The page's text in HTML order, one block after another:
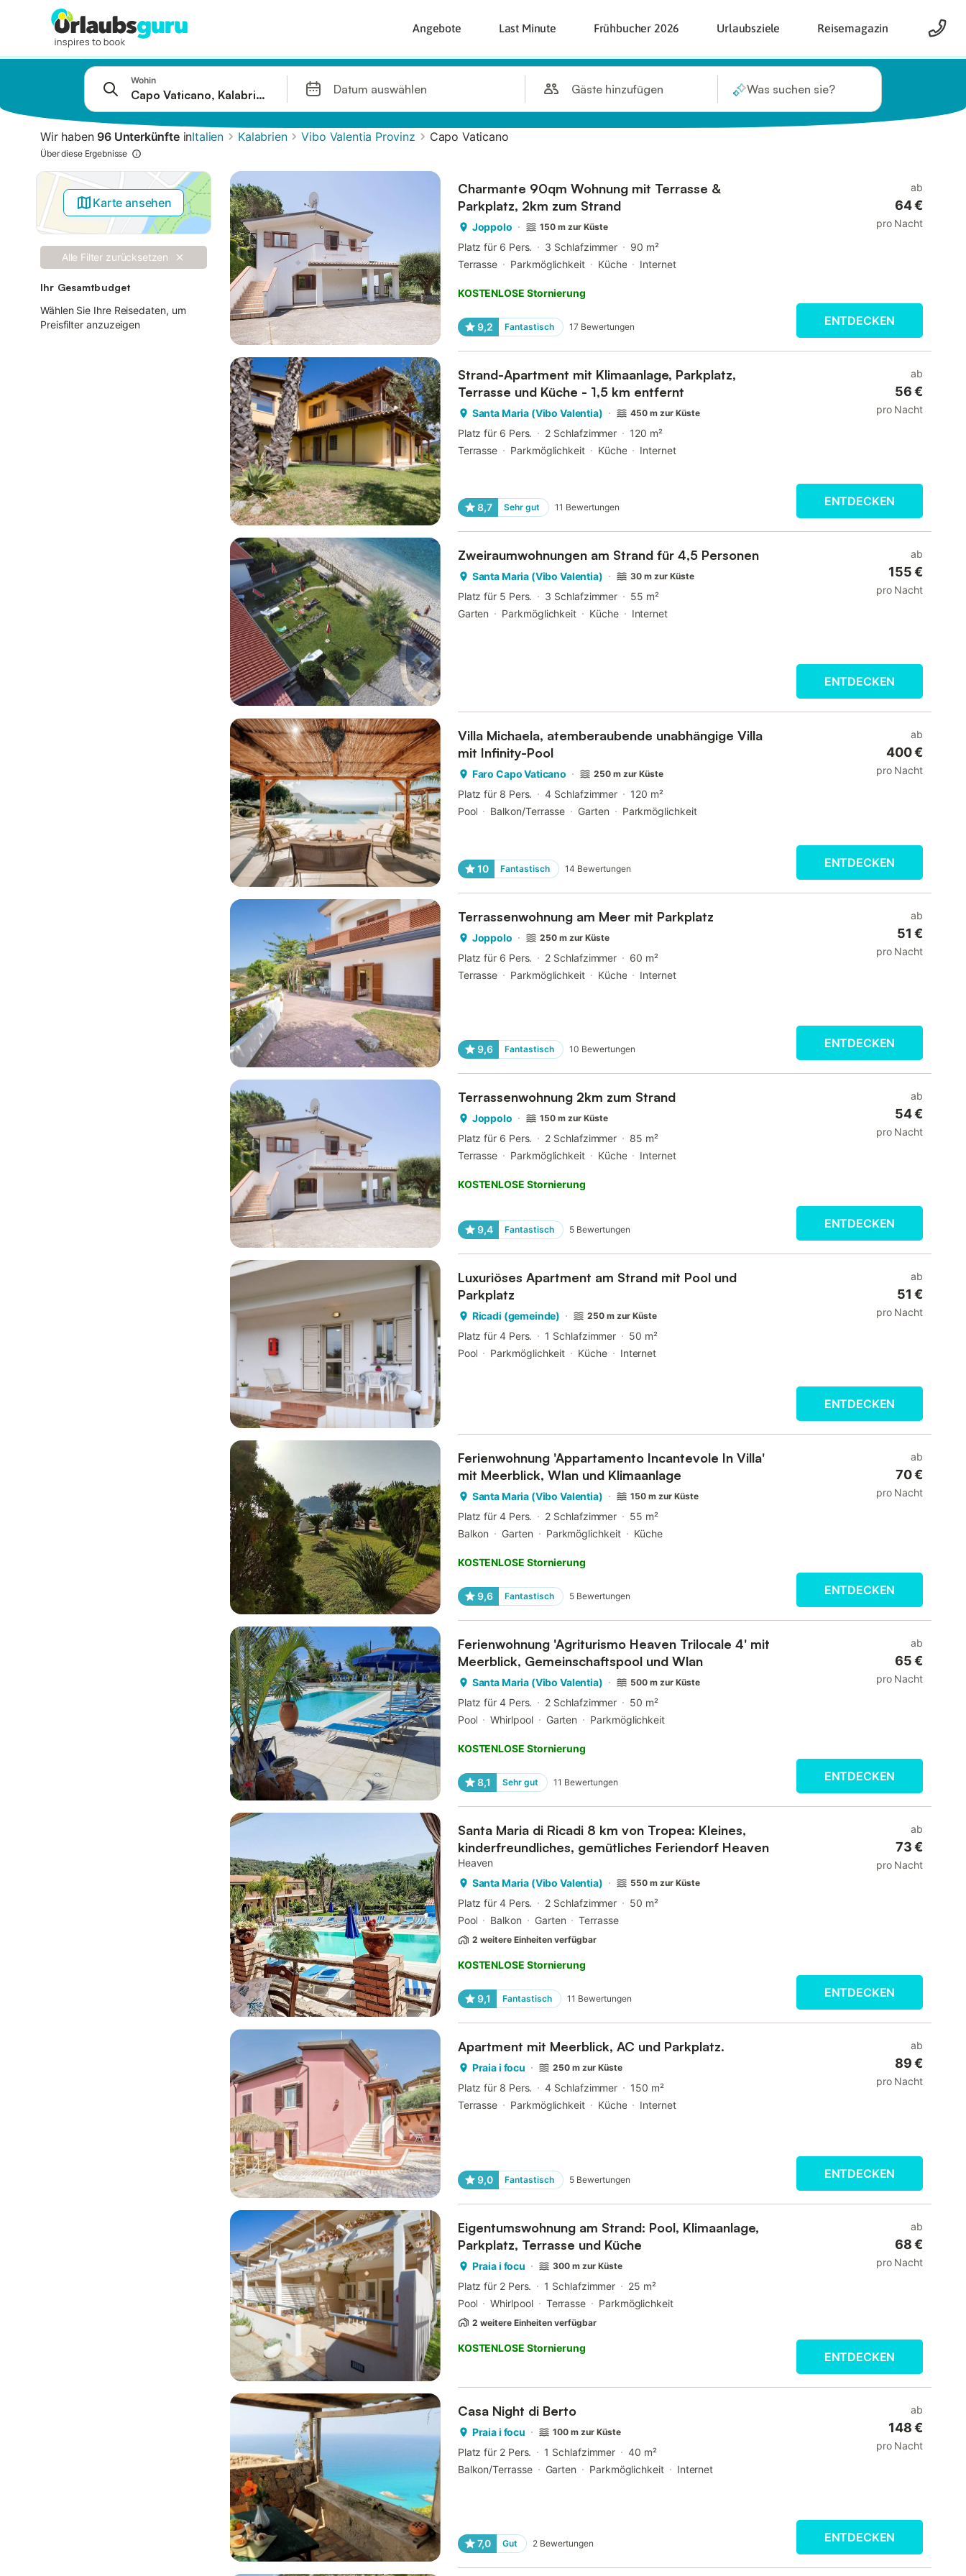
Angebote Last Minute Frühbucher 2026 Urlaubsziele Reisemagazin
Filter
Angebote
Wohin
Datum auswählen Gäste hinzufügen Was suchen sie?
Wir haben 96 UnterkünfteinItalien Kalabrien Vibo Valentia Provinz Capo Vaticano
Über diese Ergebnisse
Karte ansehen
Alle Filter zurücksetzen
Ihr Gesamtbudget
Wählen Sie Ihre Reisedaten, um
Preisfilter anzuzeigen
Charmante 90qm Wohnung mit Terrasse &
Parkplatz, 2km zum Strand
Joppolo 150 m zur Küste
Platz für 6 Pers. 3 Schlafzimmer
90 m²
Terrasse
Parkmöglichkeit Küche Internet
KOSTENLOSE Stornierung
9,2 Fantastisch 17 Bewertungen
ab
64 €
pro Nacht
ENTDECKEN
Strand-Apartment mit Klimaanlage, Parkplatz,
Terrasse und Küche - 1,5 km entfernt
Santa Maria (Vibo Valentia) 450 m zur Küste
Platz für 6 Pers. 2 Schlafzimmer
120 m²
Terrasse
Parkmöglichkeit Küche Internet
8,7 Sehr gut 11 Bewertungen
ab
56 €
pro Nacht
ENTDECKEN
Zweiraumwohnungen am Strand für 4,5 Personen
Santa Maria (Vibo Valentia) 30 m zur Küste
Platz für 5 Pers. 3 Schlafzimmer
55 m²
Garten
Parkmöglichkeit Küche Internet
ab
155 €
pro Nacht
ENTDECKEN
Villa Michaela, atemberaubende unabhängige Villa
mit Infinity-Pool
Faro Capo Vaticano 250 m zur Küste
Platz für 8 Pers. 4 Schlafzimmer
120 m²
Pool
Balkon/Terrasse Garten Parkmöglichkeit
10 Fantastisch 14 Bewertungen
ab
400 €
pro Nacht
ENTDECKEN
Terrassenwohnung am Meer mit Parkplatz
Joppolo 250 m zur Küste
Platz für 6 Pers. 2 Schlafzimmer
60 m²
Terrasse
Parkmöglichkeit Küche Internet
9,6 Fantastisch 10 Bewertungen
ab
51 €
pro Nacht
ENTDECKEN
Terrassenwohnung 2km zum Strand
Joppolo 150 m zur Küste
Platz für 6 Pers. 2 Schlafzimmer
85 m²
Terrasse
Parkmöglichkeit Küche Internet
KOSTENLOSE Stornierung
9,4 Fantastisch 5 Bewertungen
ab
54 €
pro Nacht
ENTDECKEN
Luxuriöses Apartment am Strand mit Pool und
Parkplatz
Ricadi (gemeinde) 250 m zur Küste
Platz für 4 Pers. 1 Schlafzimmer
50 m²
Pool
Parkmöglichkeit Küche Internet
ab
51 €
pro Nacht
ENTDECKEN
Ferienwohnung 'Appartamento Incantevole In Villa'
mit Meerblick, Wlan und Klimaanlage
Santa Maria (Vibo Valentia) 150 m zur Küste
Platz für 4 Pers. 2 Schlafzimmer
55 m²
Balkon
Garten Parkmöglichkeit Küche
KOSTENLOSE Stornierung
9,6 Fantastisch 5 Bewertungen
ab
70 €
pro Nacht
ENTDECKEN
Ferienwohnung 'Agriturismo Heaven Trilocale 4' mit
Meerblick, Gemeinschaftspool und Wlan
Santa Maria (Vibo Valentia) 500 m zur Küste
Platz für 4 Pers. 2 Schlafzimmer
50 m²
Pool
Whirlpool Garten Parkmöglichkeit
KOSTENLOSE Stornierung
8,1 Sehr gut 11 Bewertungen
ab
65 €
pro Nacht
ENTDECKEN
Santa Maria di Ricadi 8 km von Tropea: Kleines,
kinderfreundliches, gemütliches Feriendorf Heaven
Heaven
Santa Maria (Vibo Valentia)
550 m zur Küste
Platz für 4 Pers. 2 Schlafzimmer
50 m²
Pool
Balkon Garten Terrasse
2 weitere Einheiten verfügbar
KOSTENLOSE Stornierung
9,1 Fantastisch 11 Bewertungen
ab
73 €
pro Nacht
ENTDECKEN
Apartment mit Meerblick, AC und Parkplatz.
Praia i focu 250 m zur Küste
Platz für 8 Pers. 4 Schlafzimmer
150 m²
Terrasse
Parkmöglichkeit Küche Internet
9,0 Fantastisch 5 Bewertungen
ab
89 €
pro Nacht
ENTDECKEN
Eigentumswohnung am Strand: Pool, Klimaanlage,
Parkplatz, Terrasse und Küche
Praia i focu 300 m zur Küste
Platz für 2 Pers. 1 Schlafzimmer
25 m²
Pool
Whirlpool Terrasse Parkmöglichkeit
2 weitere Einheiten verfügbar
KOSTENLOSE Stornierung
ab
68 €
pro Nacht
ENTDECKEN
Casa Night di Berto
Praia i focu 100 m zur Küste
Platz für 2 Pers. 1 Schlafzimmer
40 m²
Balkon/Terrasse
Garten Parkmöglichkeit Internet
7,0 Gut 2 Bewertungen
ab
148 €
pro Nacht
ENTDECKEN